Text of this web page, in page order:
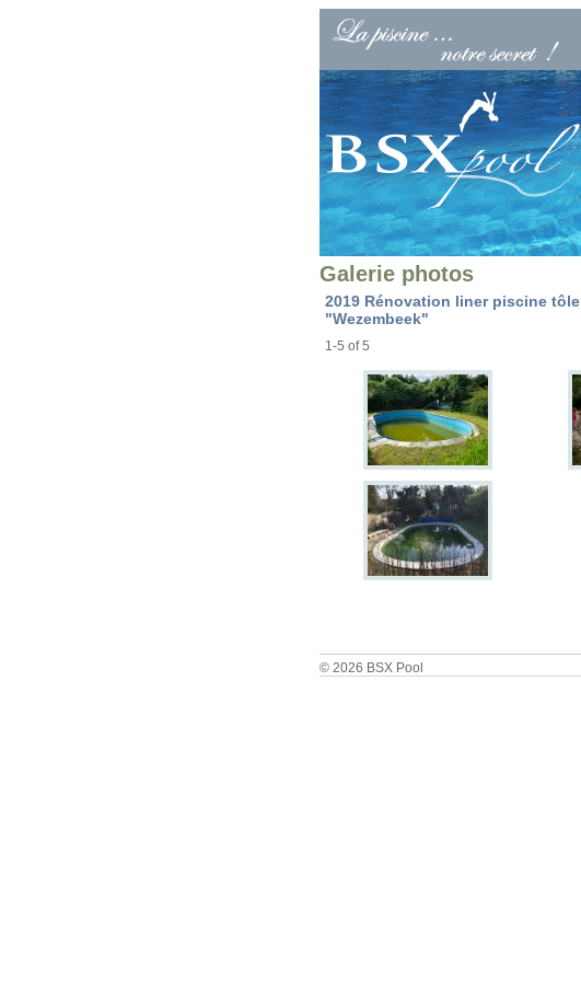
Galerie photos
2019 Rénovation liner piscine tôle
"Wezembeek"
1-5 of 5
© 2026 BSX Pool